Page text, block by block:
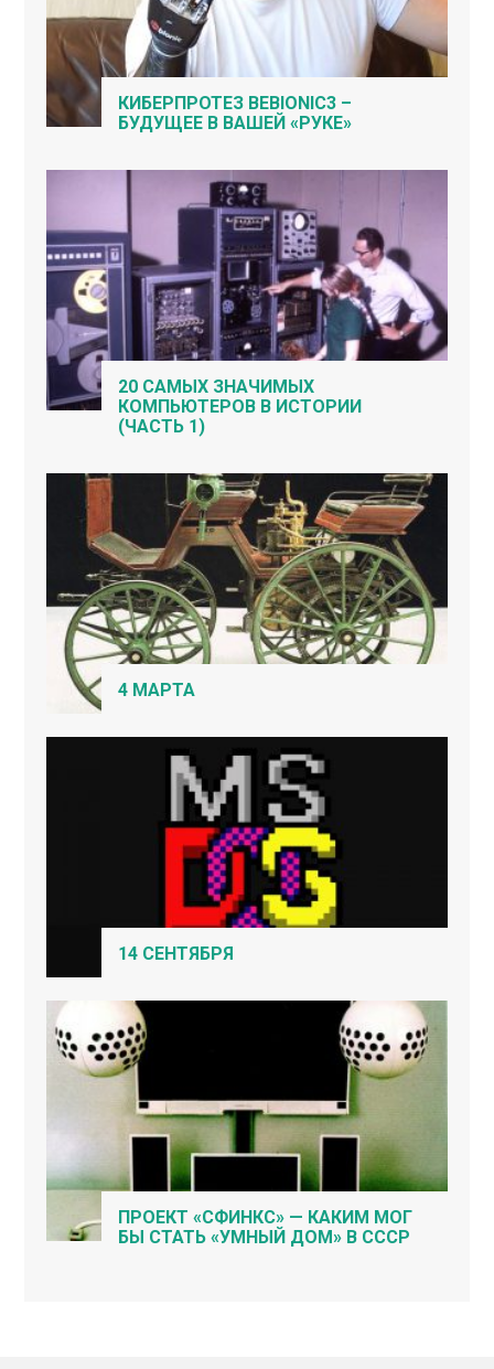
КИБЕРПРОТЕЗ BEBIONIC3 –
БУДУЩЕЕ В ВАШЕЙ «РУКЕ»
20 САМЫХ ЗНАЧИМЫХ
КОМПЬЮТЕРОВ В ИСТОРИИ
(ЧАСТЬ 1)
4 МАРТА
14 СЕНТЯБРЯ
ПРОЕКТ «СФИНКС» — КАКИМ МОГ
БЫ СТАТЬ «УМНЫЙ ДОМ» В СССР